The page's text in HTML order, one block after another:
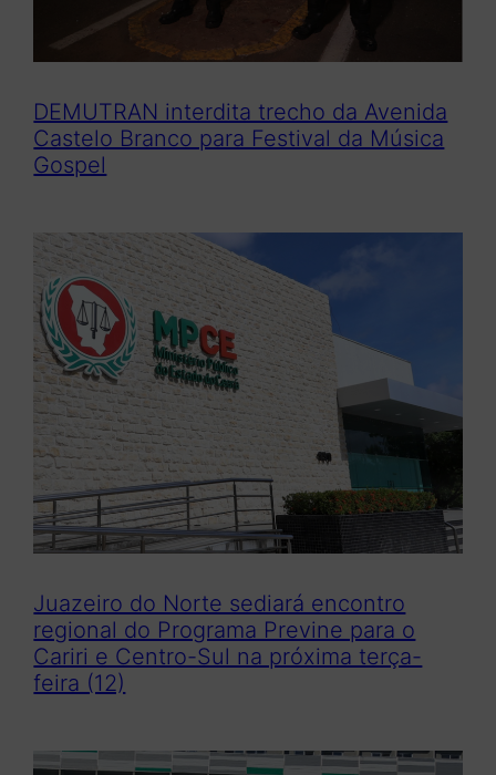
DEMUTRAN interdita trecho da Avenida
Castelo Branco para Festival da Música
Gospel
Juazeiro do Norte sediará encontro
regional do Programa Previne para o
Cariri e Centro-Sul na próxima terça-
feira (12)